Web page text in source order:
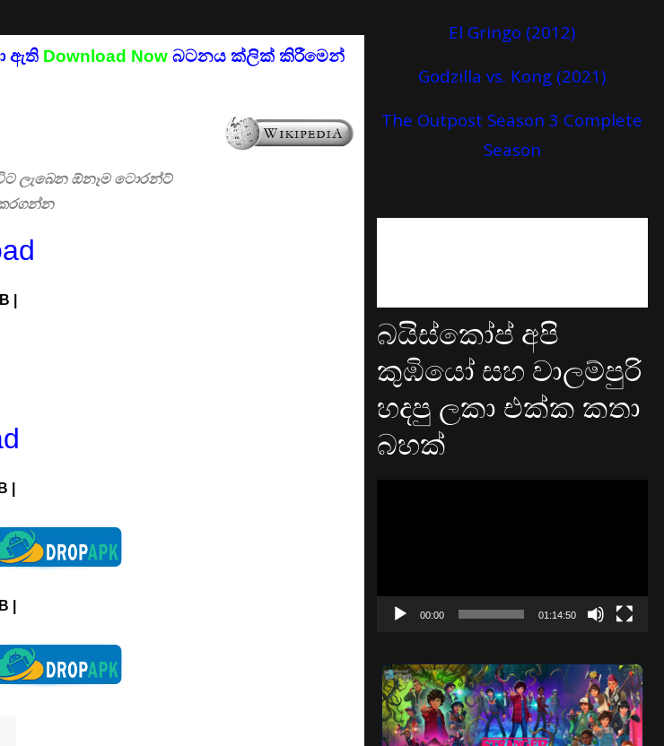
ඇති Download Now බටනය ක්ලික් කිරීමෙන්
ලැබෙන ඕනෑම ටොරන්ට්
|
|
|
El Gringo (2012)
Godzilla vs. Kong (2021)
The Outpost Season 3 Complete
Season
බයිස්කෝප් අපි
කුඹියෝ සහ වාලම්පුරි
හදපු ලකා එක්ක කතා
බහක්
00:00 01:14:50